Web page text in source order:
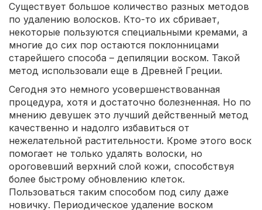
Существует большое количество разных методов
по удалению волосков. Кто-то их сбривает,
некоторые пользуются специальными кремами, а
многие до сих пор остаются поклонницами
старейшего способа – депиляции воском. Такой
метод использовали еще в Древней Греции.
Сегодня это немного усовершенствованная
процедура, хотя и достаточно болезненная. Но по
мнению девушек это лучший действенный метод
качественно и надолго избавиться от
нежелательной растительности. Кроме этого воск
помогает не только удалять волоски, но
ороговевший верхний слой кожи, способствуя
более быстрому обновлению клеток.
Пользоваться таким способом под силу даже
новичку. Периодическое удаление воском